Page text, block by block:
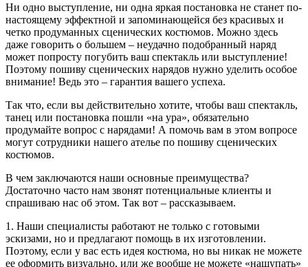
Ни одно выступление, ни одна яркая постановка не станет по-
настоящему эффектной и запоминающейся без красивых и
четко продуманных сценических костюмов. Можно здесь
даже говорить о большем – неудачно подобранный наряд
может попросту погубить ваш спектакль или выступление!
Поэтому пошиву сценических нарядов нужно уделить особое
внимание! Ведь это – гарантия вашего успеха.
Так что, если вы действительно хотите, чтобы ваш спектакль,
танец или постановка пошли «на ура», обязательно
продумайте вопрос с нарядами! А помочь вам в этом вопросе
могут сотрудники нашего ателье по пошиву сценических
костюмов.
В чем заключаются наши основные преимущества?
Достаточно часто нам звонят потенциальные клиенты и
спрашиваю нас об этом. Так вот – рассказываем.
1. Наши специалисты работают не только с готовыми
эскизами, но и предлагают помощь в их изготовлении.
Поэтому, если у вас есть идея костюма, но вы никак не можете
ее оформить визуально, или же вообще не можете «нащупать»